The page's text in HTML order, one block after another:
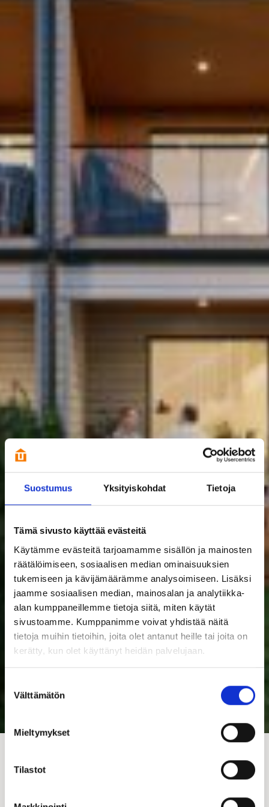
Suostumus Yksityiskohdat Tietoja
Tämä sivusto käyttää evästeitä
Käytämme evästeitä tarjoamamme sisällön ja mainosten
räätälöimiseen, sosiaalisen median ominaisuuksien
tukemiseen ja kävijämäärämme analysoimiseen. Lisäksi
jaamme sosiaalisen median, mainosalan ja analytiikka-
alan kumppaneillemme tietoja siitä, miten käytät
sivustoamme. Kumppanimme voivat yhdistää näitä
tietoja muihin tietoihin, joita olet antanut heille tai joita on
kerätty, kun olet käyttänyt heidän palvelujaan.
valinta
Välttämätön
Mieltymykset
Tilastot
12.5.2026
Teemu Komminaho nimitetty